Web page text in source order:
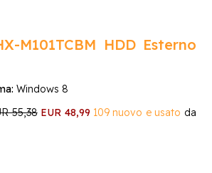
M101TCBM HDD Esterno
Windows 8
55,38 EUR 48,99 109 nuovo e usato da